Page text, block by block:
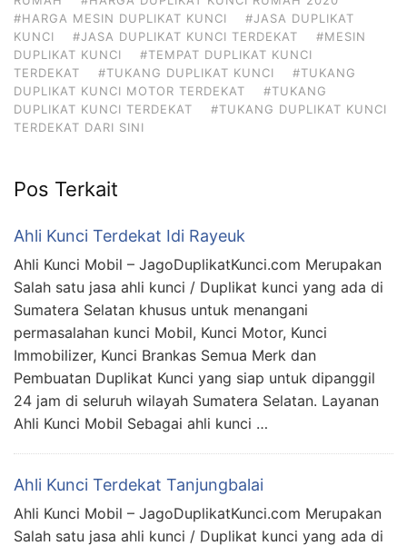
#HARGA MESIN DUPLIKAT KUNCI
#JASA DUPLIKAT
KUNCI
#JASA DUPLIKAT KUNCI TERDEKAT
#MESIN
DUPLIKAT KUNCI
#TEMPAT DUPLIKAT KUNCI
TERDEKAT
#TUKANG DUPLIKAT KUNCI
#TUKANG
DUPLIKAT KUNCI MOTOR TERDEKAT
#TUKANG
DUPLIKAT KUNCI TERDEKAT
#TUKANG DUPLIKAT KUNCI
TERDEKAT DARI SINI
Pos Terkait
Ahli Kunci Terdekat Idi Rayeuk
Ahli Kunci Mobil – JagoDuplikatKunci.com Merupakan
Salah satu jasa ahli kunci / Duplikat kunci yang ada di
Sumatera Selatan khusus untuk menangani
permasalahan kunci Mobil, Kunci Motor, Kunci
Immobilizer, Kunci Brankas Semua Merk dan
Pembuatan Duplikat Kunci yang siap untuk dipanggil
24 jam di seluruh wilayah Sumatera Selatan. Layanan
Ahli Kunci Mobil Sebagai ahli kunci …
Ahli Kunci Terdekat Tanjungbalai
Ahli Kunci Mobil – JagoDuplikatKunci.com Merupakan
Salah satu jasa ahli kunci / Duplikat kunci yang ada di